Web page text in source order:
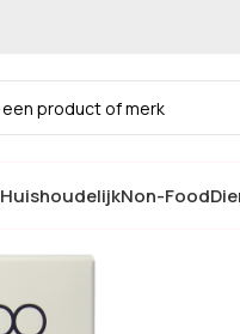
Gratis
HuishoudelijkNon-Food